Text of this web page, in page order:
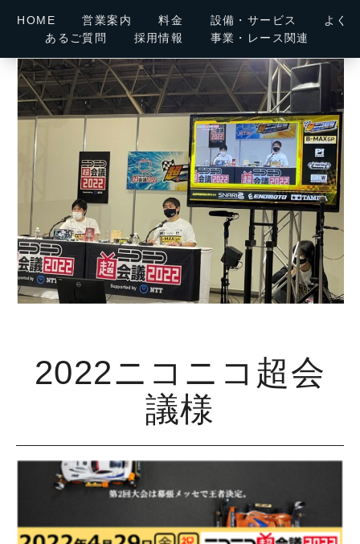
ス
HOME 営業案内 料金 設備・サービス
よく
あるご質問
採用情報 事業・レース関連
2022ニコニコ超会
議様